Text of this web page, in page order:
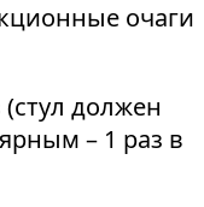
очаги
должен
– 1 раз в